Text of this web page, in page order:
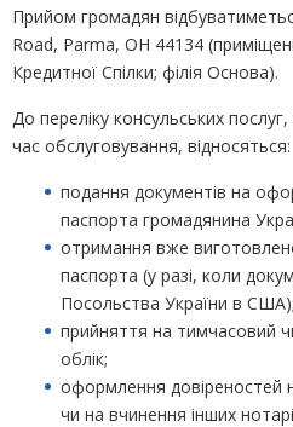
Прийом громадян
Road, Parma, OH 44134
Кредитної Спілки; філія Основа).
До переліку консульських
час обслуговування, відносяться:
подання документів на
паспорта громадянина
отримання вже
паспорта (у разі, коли
Посольства України в США);
прийняття на тимчасовий
облік;
оформлення довіреностей
чи на вчинення інших